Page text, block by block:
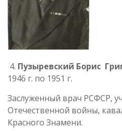
4. Пузыревский
1946 г. по 1951 г.
Заслуженный врач РСФСР,
Отечественной войны,
Красного Знамени.